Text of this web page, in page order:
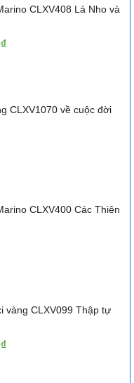
CLXV408 Lá Nho và
CLXV1070 về cuộc đời
CLXV400 Các Thiên
vàng CLXV099 Thập tự